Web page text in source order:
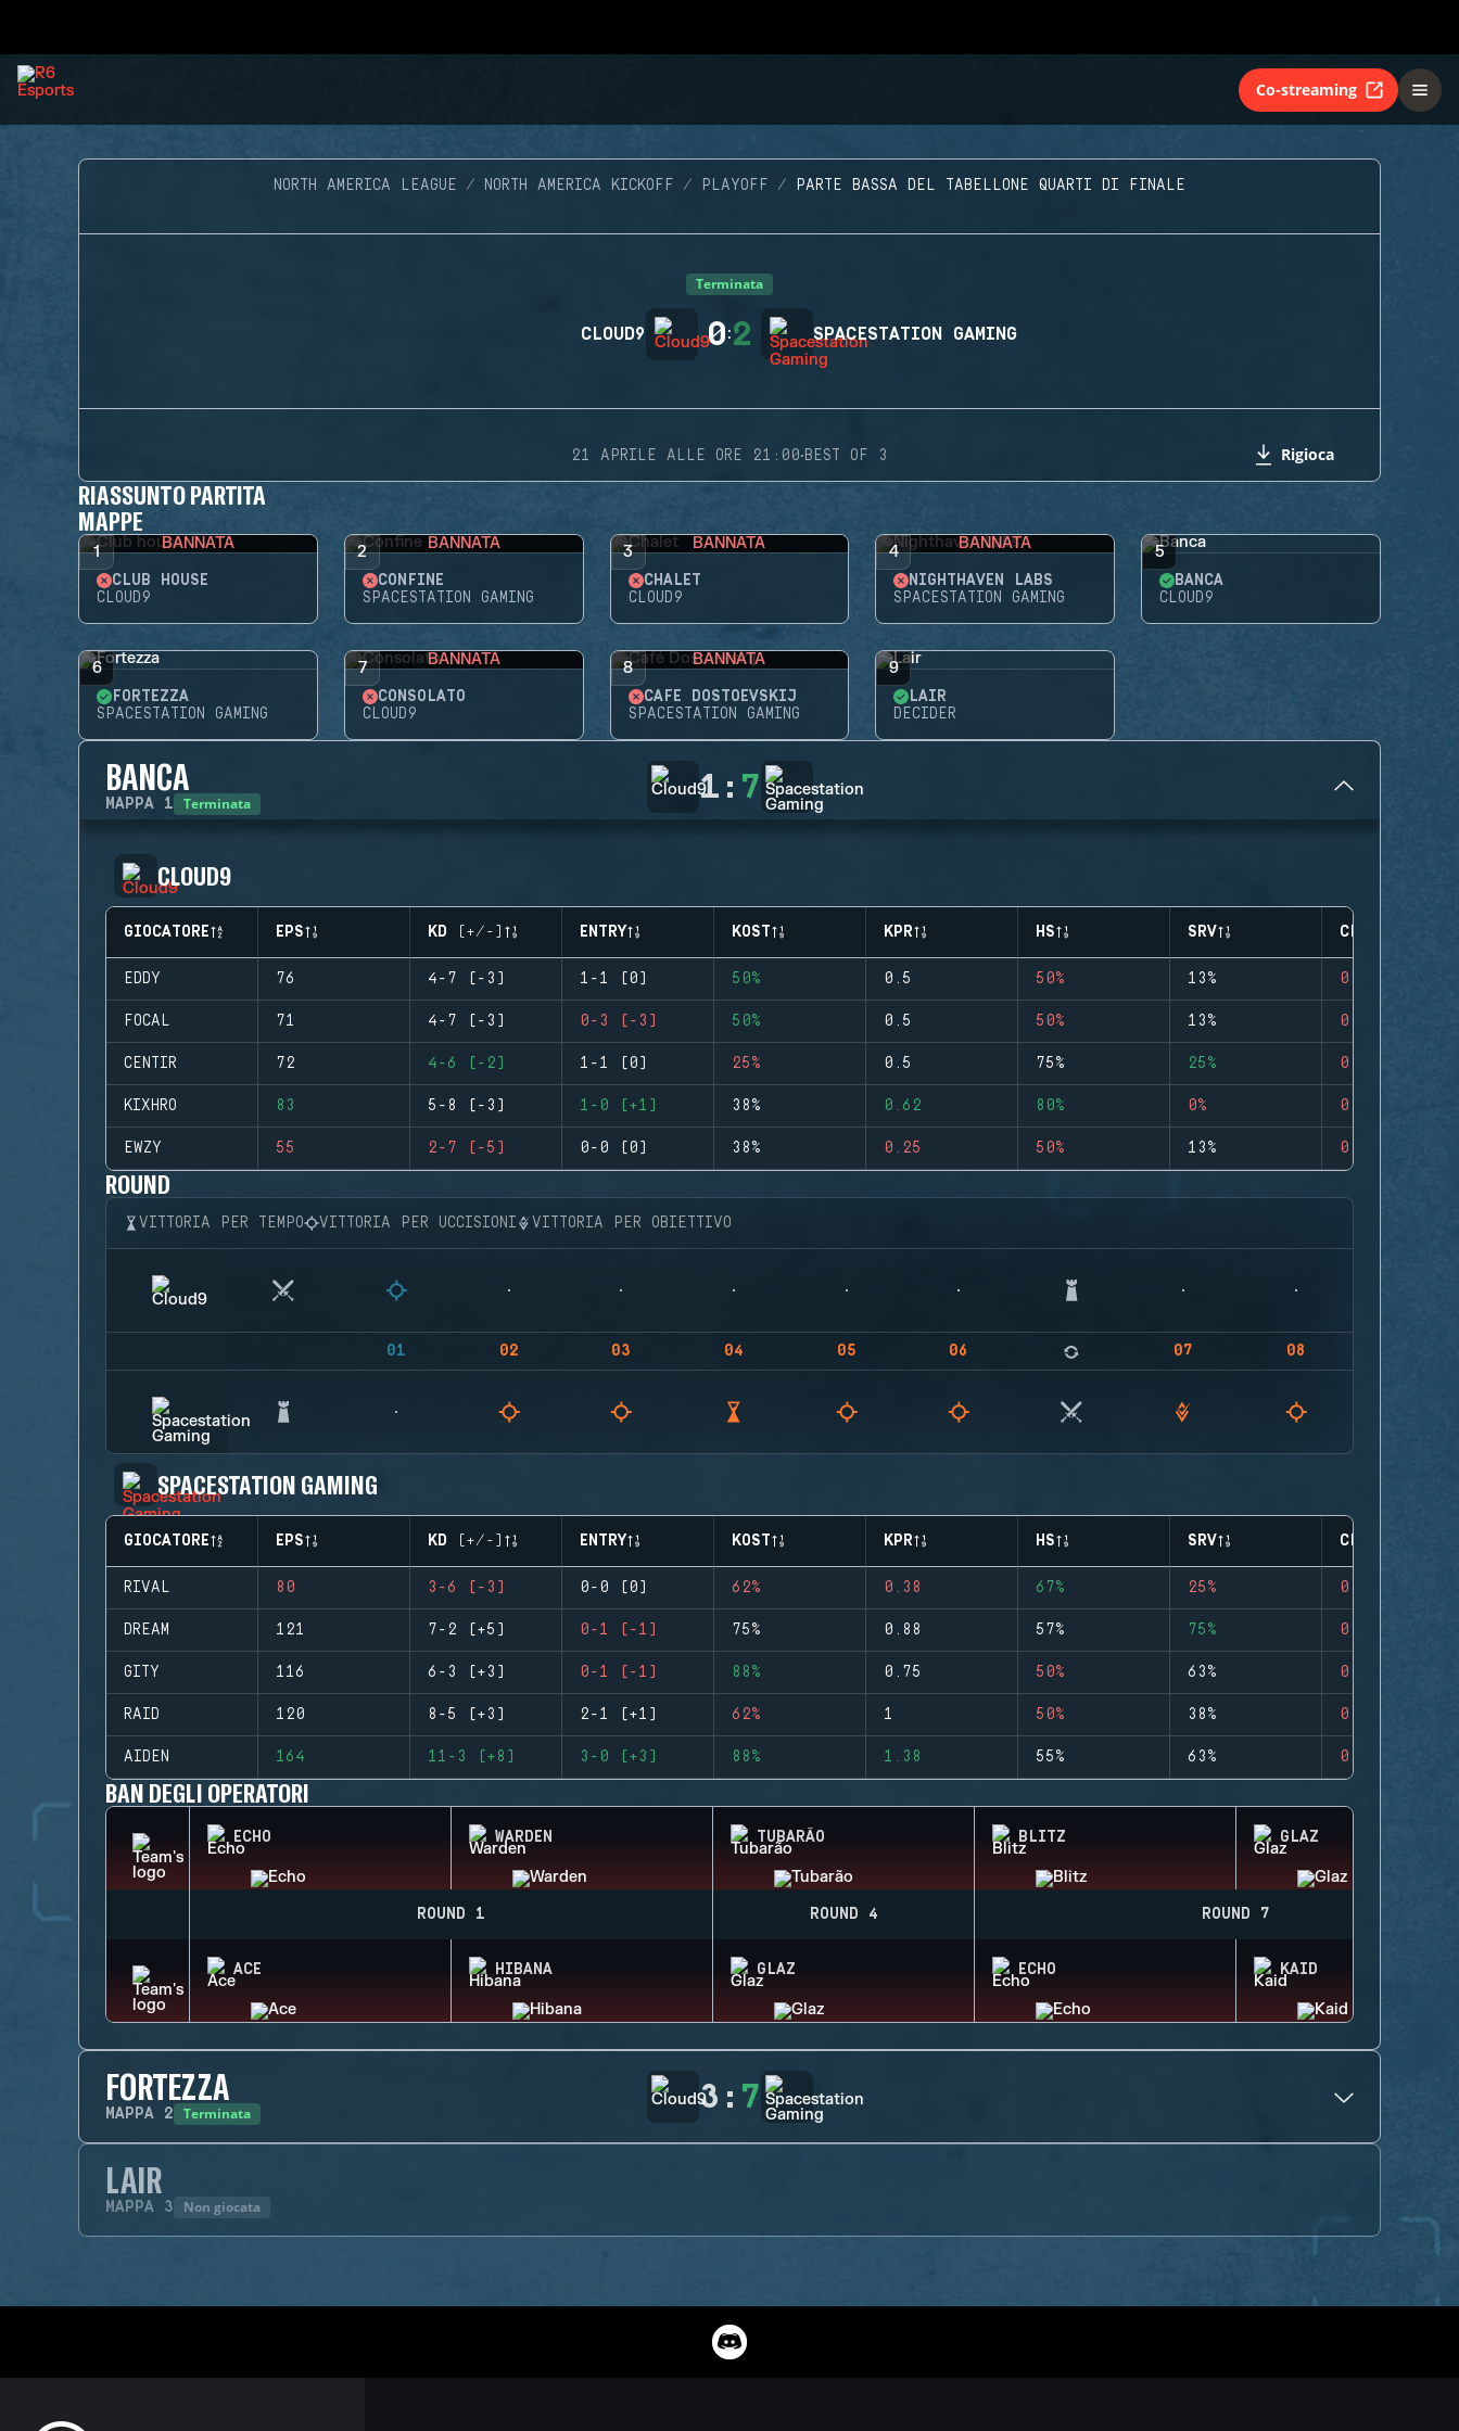
Co-streaming
NORTH AMERICA LEAGUE NORTH AMERICA KICKOFF PLAYOFF PARTE BASSA DEL TABELLONE QUARTI DI FINALE
Terminata
CLOUD9 0:2 SPACESTATION GAMING
21 APRILE ALLE ORE 21:00·BEST OF 3 Rigioca
RIASSUNTO PARTITA
MAPPE
1 BANNATA
CLUB HOUSE
CLOUD9
2 BANNATA
CONFINE
SPACESTATION GAMING
3 BANNATA
CHALET
CLOUD9
4 BANNATA
NIGHTHAVEN LABS
SPACESTATION GAMING
5
BANCA
CLOUD9
6
FORTEZZA
SPACESTATION GAMING
7 BANNATA
CONSOLATO
CLOUD9
8 BANNATA
CAFÉ DOSTOEVSKIJ
SPACESTATION GAMING
9
LAIR
DECIDER
BANCA
MAPPA 1 Terminata 1 : 7
CLOUD9
GIOCATORE EPS KD (+/-) ENTRY KOST KPR HS SRV CLUTCHES
EDDY 76 4-7 (-3) 1-1 (0) 50% 0.5 50% 13% 0
FOCAL 71 4-7 (-3) 0-3 (-3) 50% 0.5 50% 13% 0
CENTIR 72 4-6 (-2) 1-1 (0) 25% 0.5 75% 25% 0
KIXHRO 83 5-8 (-3) 1-0 (+1) 38% 0.62 80% 0% 0
EWZY 55 2-7 (-5) 0-0 (0) 38% 0.25 50% 13% 0
ROUND
VITTORIA PER TEMPO VITTORIA PER UCCISIONI VITTORIA PER OBIETTIVO
01 02 03 04 05 06 07 08
SPACESTATION GAMING
GIOCATORE EPS KD (+/-) ENTRY KOST KPR HS SRV CLUTCHES
RIVAL 80 3-6 (-3) 0-0 (0) 62% 0.38 67% 25% 0
DREAM 121 7-2 (+5) 0-1 (-1) 75% 0.88 57% 75% 0
GITY 116 6-3 (+3) 0-1 (-1) 88% 0.75 50% 63% 0
RAID 120 8-5 (+3) 2-1 (+1) 62% 1 50% 38% 0
AIDEN 164 11-3 (+8) 3-0 (+3) 88% 1.38 55% 63% 0
BAN DEGLI OPERATORI
ECHO WARDEN TUBARÃO BLITZ GLAZ
ROUND 1 ROUND 4 ROUND 7
ACE HIBANA GLAZ ECHO KAID
FORTEZZA
MAPPA 2 Terminata 3 : 7
LAIR
MAPPA 3 Non giocata